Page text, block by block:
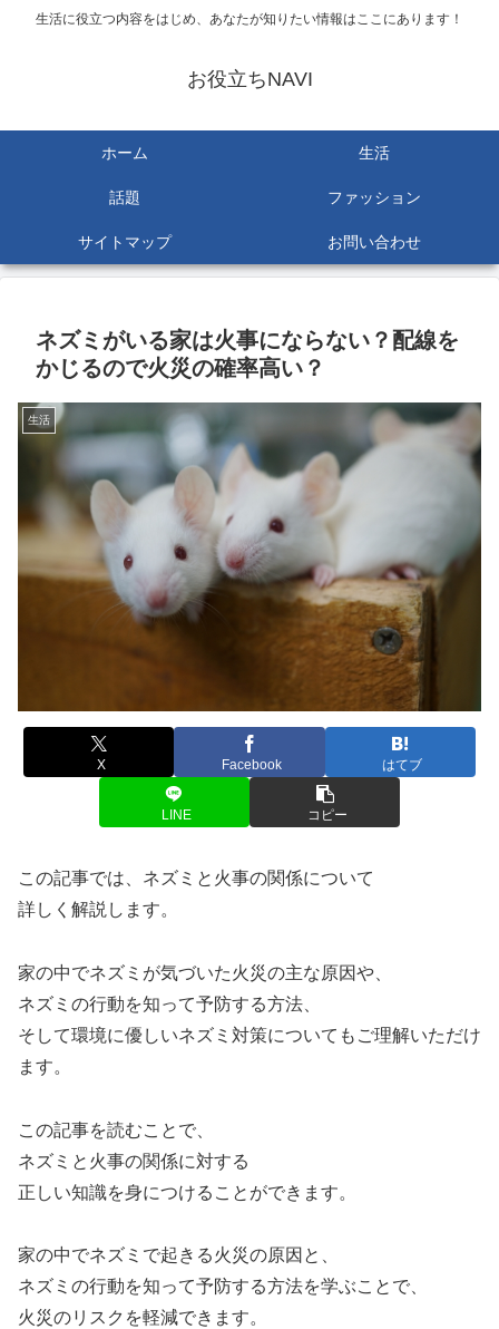
生活に役立つ内容をはじめ、あなたが知りたい情報はここにあります！
お役立ちNAVI
ホーム 生活
話題 ファッション
サイトマップ お問い合わせ
ネズミがいる家は火事にならない？配線を
かじるので火災の確率高い？
生活
X Facebook はてブ
LINE コピー
この記事では、ネズミと火事の関係について
詳しく解説します。
家の中でネズミが気づいた火災の主な原因や、
ネズミの行動を知って予防する方法、
そして環境に優しいネズミ対策についてもご理解いただけ
ます。
この記事を読むことで、
ネズミと火事の関係に対する
正しい知識を身につけることができます。
家の中でネズミで起きる火災の原因と、
ネズミの行動を知って予防する方法を学ぶことで、
火災のリスクを軽減できます。